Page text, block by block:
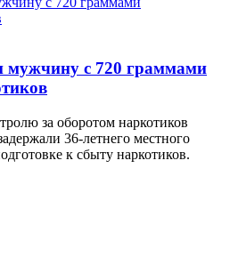
мужчину с 720 граммами
за оборотом наркотиков
36-летнего местного
к сбыту наркотиков.